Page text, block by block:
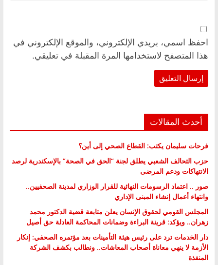
احفظ اسمي، بريدي الإلكتروني، والموقع الإلكتروني في
هذا المتصفح لاستخدامها المرة المقبلة في تعليقي.
أحدث المقالات
فرحات سليمان يكتب: القطاع الصحي إلى أين؟
حزب التحالف الشعبي يطلق لجنة “الحق في الصحة” بالإسكندرية لرصد
الانتهاكات ودعم المرضى
صور .. اعتماد الرسومات النهائية للقرار الوزاري لمدينة الصحفيين..
وانتهاء أعمال إنشاء المبنى الإداري
المجلس القومي لحقوق الإنسان يعلن متابعة قضية الدكتور محمد
زهران.. ويؤكد: قرينة البراءة وضمانات المحاكمة العادلة حق أصيل
دار الخدمات ترد على رئيس هيئة التأمينات بعد مؤتمره الصحفي: إنكار
الأزمة لا ينهي معاناة أصحاب المعاشات.. ونطالب بكشف الشركة
المنفذة